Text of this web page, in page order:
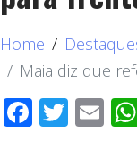
Home
Maia diz que reforma